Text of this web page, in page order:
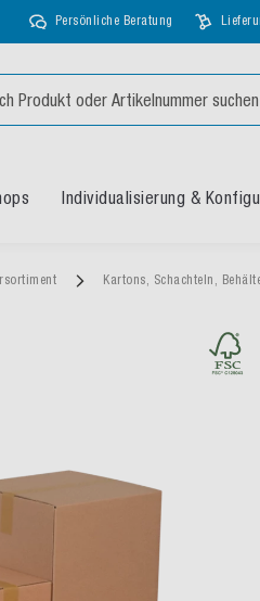
Persönliche Beratung
Individualisierung &
Kartons, Schachteln,